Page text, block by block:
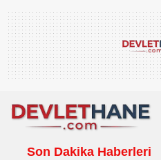
Son Dakika Haberleri